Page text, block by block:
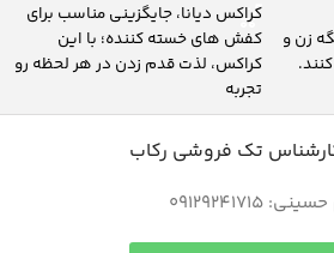
زن و
کراکس دیانا، جایگزینی مناسب برای
کفش های خسته کننده؛ با این
کراکس، لذت قدم زدن در هر لحظه رو
تجربه
کارشناس تک فروشی رکاب
09129241715